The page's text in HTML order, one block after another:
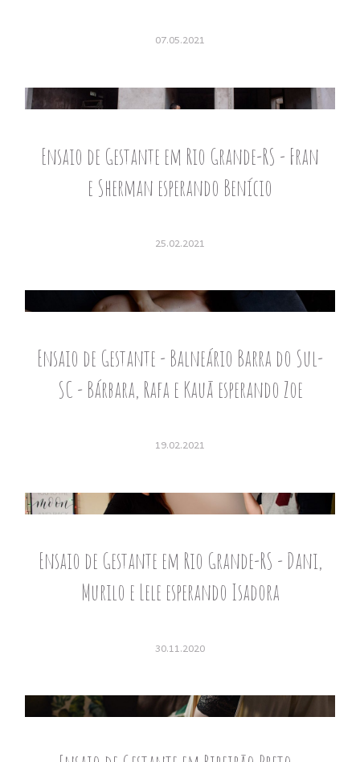
07.05.2021
Ensaio de Gestante em Rio Grande-RS - Fran
e Sherman esperando Benício
25.02.2021
Ensaio de Gestante - Balneário Barra do Sul-
SC - Bárbara, Rafa e Kauã esperando Zoe
19.02.2021
Ensaio de Gestante em Rio Grande-RS - Dani,
Murilo e Lele esperando Isadora
30.11.2020